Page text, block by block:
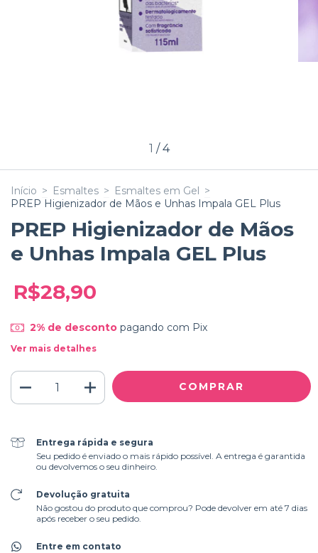
1 / 4
Início > Esmaltes > Esmaltes em Gel
>
PREP Higienizador de Mãos e Unhas Impala GEL Plus
PREP Higienizador de Mãos
e Unhas Impala GEL Plus
R$28,90
2% de descontopagando com Pix
Ver mais detalhes
Entrega rápida e segura
Seu pedido é enviado o mais rápido possível. A entrega é garantida
ou devolvemos o seu dinheiro.
Devolução gratuita
Não gostou do produto que comprou? Pode devolver em até 7 dias
após receber o seu pedido.
Entre em contato